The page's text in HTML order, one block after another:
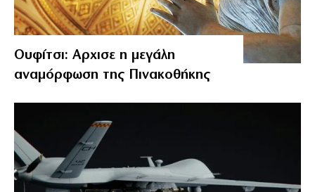
Ουφίτσι: Αρχισε η μεγάλη
αναμόρφωση της Πινακοθήκης